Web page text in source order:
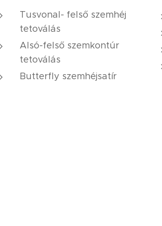
Tusvonal- felső szemhéj
tetoválás
Alsó-felső szemkontúr
tetoválás
Butterfly szemhéjsatír